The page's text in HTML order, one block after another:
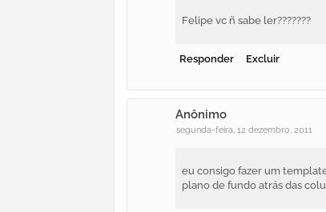
Felipe vc ñ sabe ler???????
Responder Excluir
Anônimo
segunda-feira, 12 dezembro, 2011
eu consigo fazer um
plano de fundo atrás das